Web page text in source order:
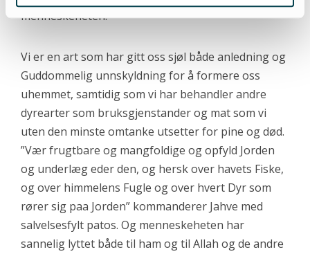
menneskeheten.
Vi er en art som har gitt oss sjøl både anledning og
Guddommelig unnskyldning for å formere oss
uhemmet, samtidig som vi har behandler andre
dyrearter som bruksgjenstander og mat som vi
uten den minste omtanke utsetter for pine og død.
”Vær frugtbare og mangfoldige og opfyld Jorden
og underlæg eder den, og hersk over havets Fiske,
og over himmelens Fugle og over hvert Dyr som
rører sig paa Jorden” kommanderer Jahve med
salvelsesfylt patos. Og menneskeheten har
sannelig lyttet både til ham og til Allah og de andre